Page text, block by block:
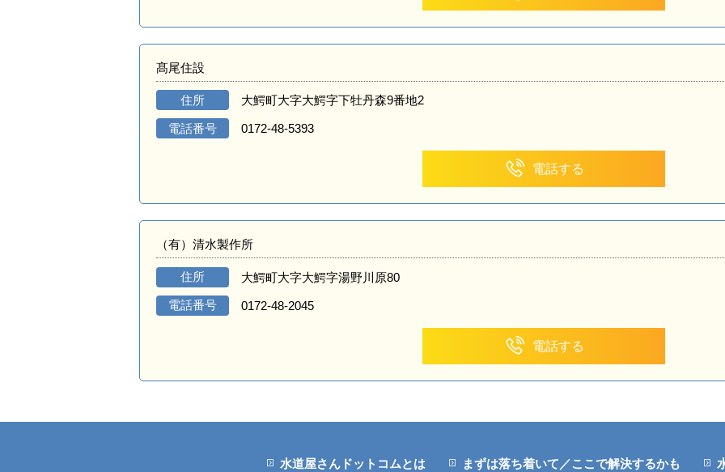
髙尾住設
住所 大鰐町大字大鰐字下牡丹森9番地2
電話番号 0172-48-5393
電話する
（有）清水製作所
住所 大鰐町大字大鰐字湯野川原80
電話番号 0172-48-2045
電話する
水道屋さんドットコムとは まずは落ち着いて／ここで解決するかも